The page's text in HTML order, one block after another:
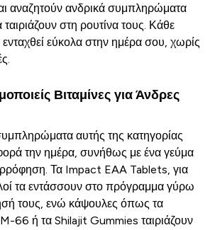
αναζητούν ανδρικά συμπληρώματα
στη ρουτίνα τους. Κάθε
εύκολα στην ημέρα σου, χωρίς
Βιταμίνες για Άνδρες
αυτής της κατηγορίας
την ημέρα, συνήθως με ένα γεύμα
Τα Impact EAA Tablets, για
τα εντάσσουν στο πρόγραμμα γύρω
τους, ενώ κάψουλες όπως τα
66 ή τα Shilajit Gummies ταιριάζουν